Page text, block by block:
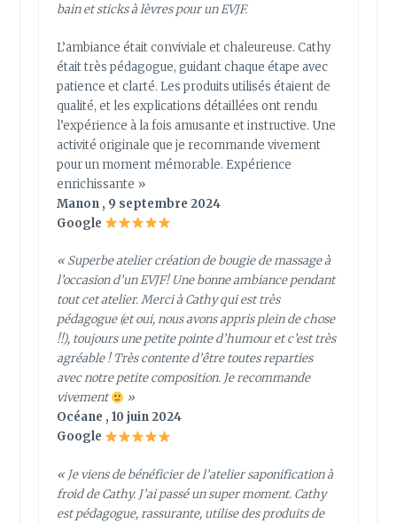
bain et sticks à lèvres pour un EVJF.
L’ambiance était conviviale et chaleureuse. Cathy
était très pédagogue, guidant chaque étape avec
patience et clarté. Les produits utilisés étaient de
qualité, et les explications détaillées ont rendu
l’expérience à la fois amusante et instructive. Une
activité originale que je recommande vivement
pour un moment mémorable. Expérience
enrichissante »
Manon , 9 septembre 2024
Google
« Superbe atelier création de bougie de massage à
l’occasion d’un EVJF! Une bonne ambiance pendant
tout cet atelier. Merci à Cathy qui est très
pédagogue (et oui, nous avons appris plein de chose
!!), toujours une petite pointe d’humour et c’est très
agréable ! Très contente d’être toutes reparties
avec notre petite composition. Je recommande
vivement
»
Océane , 10 juin 2024
Google
« Je viens de bénéficier de l’atelier saponification à
froid de Cathy. J’ai passé un super moment. Cathy
est pédagogue, rassurante, utilise des produits de